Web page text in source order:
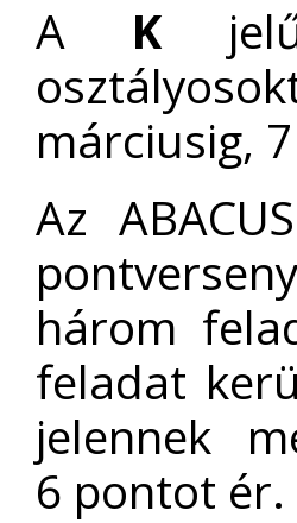
A K
márciusig,
Az
három
feladat
jelennek
6 pontot ér.